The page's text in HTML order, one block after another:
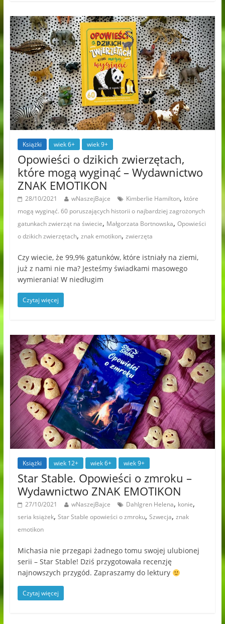
Książki wiek 6+ wiek 9+
Opowieści o dzikich zwierzętach,
które mogą wyginąć – Wydawnictwo
ZNAK EMOTIKON
28/10/2021 wNaszejBajce Kimberlie Hamilton, które
mogą wyginąć. 60 poruszających historii o najbardziej zagrożonych
gatunkach zwierząt na świecie, Małgorzata Bortnowska, Opowieści
o dzikich zwierzętach, znak emotikon, zwierzęta
Czy wiecie, że 99,9% gatunków, które istniały na ziemi,
już z nami nie ma? Jesteśmy świadkami masowego
wymierania! W niedługim
Czytaj więcej
Książki wiek 12+ wiek 6+ wiek 9+
Star Stable. Opowieści o zmroku –
Wydawnictwo ZNAK EMOTIKON
27/10/2021 wNaszejBajce Dahlgren Helena, konie,
seria książek, Star Stable opowieści o zmroku, Szwecja, znak
emotikon
Michasia nie przegapi żadnego tomu swojej ulubionej
serii – Star Stable! Dziś przygotowała recenzję
najnowszych przygód. Zapraszamy do lektury
Czytaj więcej